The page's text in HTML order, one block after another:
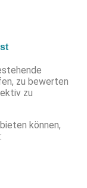
zu bewerten
zu
können,